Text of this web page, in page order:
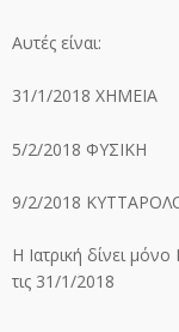
Αυτές είναι:
31/1/2018 ΧΗΜΕΙΑ
5/2/2018 ΦΥΣΙΚΗ
9/2/2018
Η Ιατρική δίνει
τις 31/1/2018